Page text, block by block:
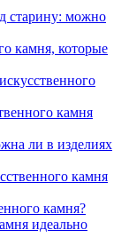
старину: можно
камня, которые
камня
ли в изделиях
камня
камня?
идеально